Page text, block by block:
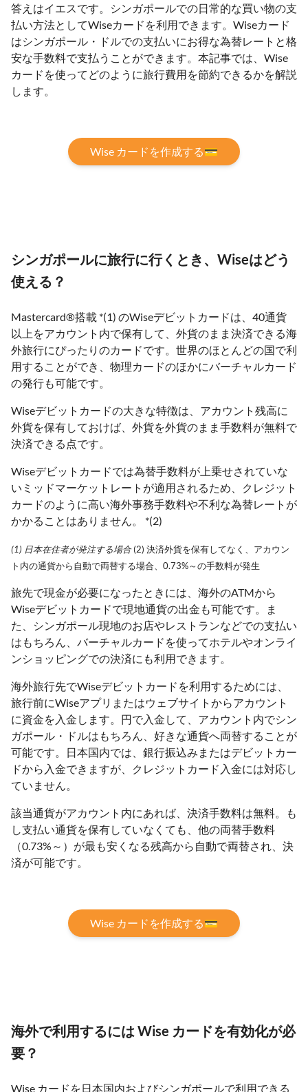
答えはイエスです。シンガポールでの日常的な買い物の支
払い方法としてWiseカードを利用できます。Wiseカード
はシンガポール・ドルでの支払いにお得な為替レートと格
安な手数料で支払うことができます。本記事では、Wise
カードを使ってどのように旅行費用を節約できるかを解説
します。
Wise カードを作成する💳
シンガポールに旅行に行くとき、Wiseはどう
使える？
Mastercard®搭載 *(1) のWiseデビットカードは、40通貨
以上をアカウント内で保有して、外貨のまま決済できる海
外旅行にぴったりのカードです。世界のほとんどの国で利
用することができ、物理カードのほかにバーチャルカード
の発行も可能です。
Wiseデビットカードの大きな特徴は、アカウント残高に
外貨を保有しておけば、外貨を外貨のまま手数料が無料で
決済できる点です。
Wiseデビットカードでは為替手数料が上乗せされていな
いミッドマーケットレートが適用されるため、クレジット
カードのように高い海外事務手数料や不利な為替レートが
かかることはありません。 *(2)
(1) 日本在住者が発注する場合(2) 決済外貨を保有してなく、アカウン
ト内の通貨から自動で両替する場合、0.73%～の手数料が発生
旅先で現金が必要になったときには、海外のATMから
Wiseデビットカードで現地通貨の出金も可能です。ま
た、シンガポール現地のお店やレストランなどでの支払い
はもちろん、バーチャルカードを使ってホテルやオンライ
ンショッピングでの決済にも利用できます。
海外旅行先でWiseデビットカードを利用するためには、
旅行前にWiseアプリまたはウェブサイトからアカウント
に資金を入金します。円で入金して、アカウント内でシン
ガポール・ドルはもちろん、好きな通貨へ両替することが
可能です。日本国内では、銀行振込みまたはデビットカー
ドから入金できますが、クレジットカード入金には対応し
ていません。
該当通貨がアカウント内にあれば、決済手数料は無料。も
し支払い通貨を保有していなくても、他の両替手数料
（0.73%～）が最も安くなる残高から自動で両替され、決
済が可能です。
Wise カードを作成する💳
海外で利用するには Wise カードを有効化が必
要？
Wise カードを日本国内およびシンガポールで利用できる